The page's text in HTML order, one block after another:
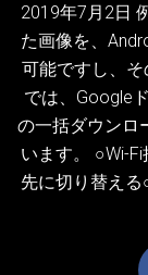
2019年7月2日
た画像を、
可能ですし、
では、Google
の一括ダウンロ
います。 ○Wi-
先に切り替え